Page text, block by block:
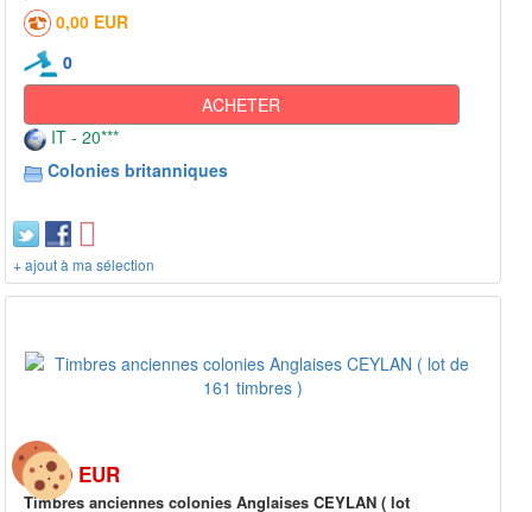
0,00 EUR
0
ACHETER
IT - 20***
Colonies britanniques
+ ajout à ma sélection
20,00 EUR
Timbres anciennes colonies Anglaises CEYLAN ( lot